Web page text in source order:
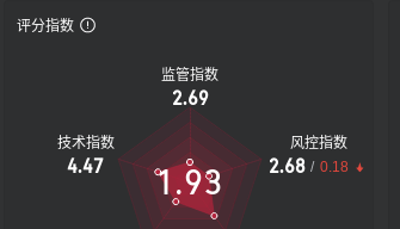
评分指数
监管指数
2.69
技术指数
4.47
风控指数
2.68 / 0.18
1.93